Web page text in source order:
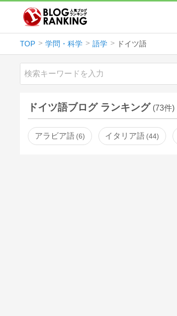
TOP 学問・科学 語学 ドイツ語
ドイツ語ブログ ランキング (73件)
アラビア語 6 イタリア語 44